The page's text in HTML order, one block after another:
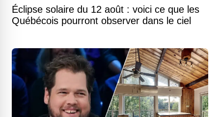
Éclipse solaire du 12 août : voici ce que les
Québécois pourront observer dans le ciel